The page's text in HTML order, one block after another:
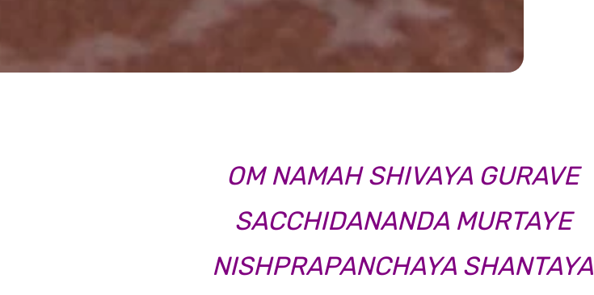
OM NAMAH SHIVAYA GURAVE
SACCHIDANANDA MURTAYE
NISHPRAPANCHAYA SHANTAYA